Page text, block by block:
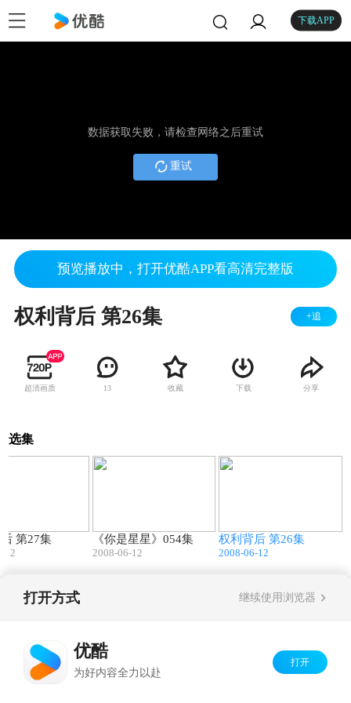
下载APP
数据获取失败，请检查网络之后重试
重试
预览播放中，打开优酷APP看高清完整版
权利背后 第26集 +追
超清画质 13 收藏 下载 分享
选集
第27集
12
《你是星星》054集
2008-06-12
权利背后 第26集
2008-06-12
版权所有
打开方式 继续使用浏览器
优酷
为好内容全力以赴
打开